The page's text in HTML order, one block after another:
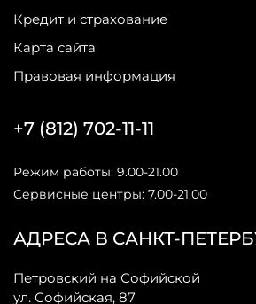
Кредит и страхование
Карта сайта
Правовая информация
АДРЕСА В САНКТ-
Петровский на Софийской
ул. Софийская, 87
+7 (812) 702-11-11
Режим работы: 9.00-21.00
Сервисные центры: 7.00-21.00